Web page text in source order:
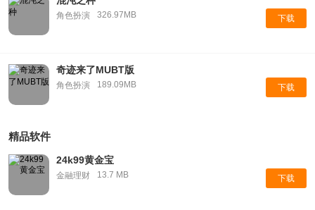
角色扮演 326.97MB 下载
奇迹来了MUBT版
角色扮演 189.09MB 下载
精品软件
24k99黄金宝
金融理财 13.7 MB 下载